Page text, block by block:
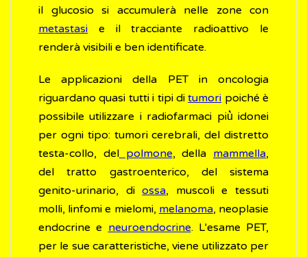
il glucosio si accumulerà nelle zone con
metastasi e il tracciante radioattivo le
renderà visibili e ben identificate.
Le applicazioni della PET in oncologia
riguardano quasi tutti i tipi ditumori poiché è
possibile utilizzare i radiofarmaci più̀ idonei
per ogni tipo: tumori cerebrali, del distretto
testa-collo, delpolmone, della mammella,
del tratto gastroenterico, del sistema
genito-urinario, diossa, muscoli e tessuti
molli, linfomi e mielomi, melanoma, neoplasie
endocrine e neuroendocrine. L'esame PET,
per le sue caratteristiche, viene utilizzato per